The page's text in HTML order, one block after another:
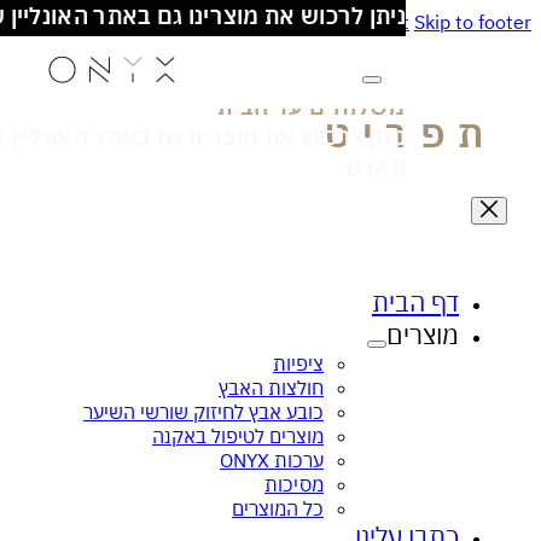
Skip to main content Skip כל המוצרים מיוצרים בישראל!
ניתן לרכוש את מוצרינו גם באתר האונליין של
ציפית הקסם לעור זוהר ובריא
דף הבית
מוצרים
ציפיות
חולצות האבץ
כובע אבץ לחיזוק שורשי השיער
מוצרים לטיפול באקנה
ערכות ONYX
מסיכות
כל המוצרים